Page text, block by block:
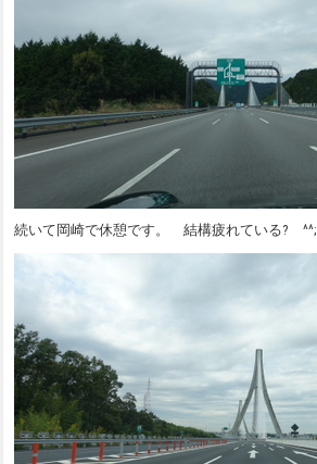
続いて岡崎で休憩です。 結構疲れている? ^^;